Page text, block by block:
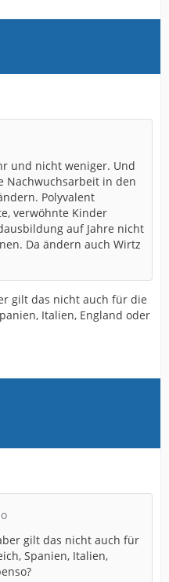
und nicht weniger. Und
Nachwuchsarbeit in den
Polyvalent
verwöhnte Kinder
auf Jahre nicht
Da ändern auch Wirtz
gilt das nicht auch für die
Italien, England oder
gilt das nicht auch für
Spanien, Italien,